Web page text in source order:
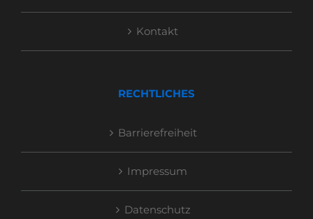
Kontakt
RECHTLICHES
Barrierefreiheit
Impressum
Datenschutz